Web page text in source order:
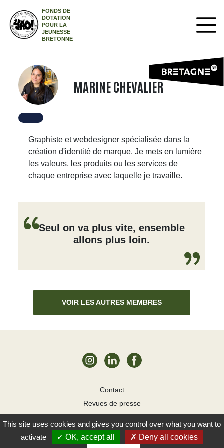
FONDS DE
DOTATION
POUR LA
JEUNESSE
BRETONNE
MARINE CHEVALIER
Graphiste et webdesigner spécialisée dans la
création d'identité de marque. Je mets en lumière
les valeurs, les produits ou les services de
chaque entreprise avec laquelle je travaille.
Seul on va plus vite, ensemble
allons plus loin.
VOIR LES AUTRES MEMBRES
Contact
Revues de presse
Cookies
YAO! 2026
This site uses cookies and gives you control over what you want to
activate
OK, accept all
Deny all cookies